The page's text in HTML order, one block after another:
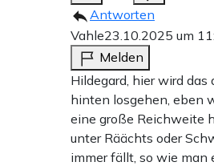
Antworten
Vahle23.10.2025 um
Melden
Hildegard, hier wird
hinten losgehen, eben
eine große Reichweite
unter Räächts oder
immer fällt, so wie man